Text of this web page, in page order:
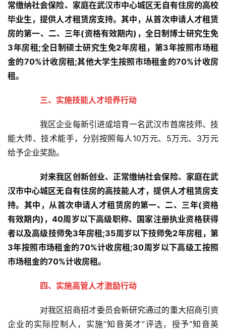
汉
常缴纳社会保险、家庭在武汉市中心城区无自有住房的高校
毕业生，提供人才租赁房支持。其中，从首次申请人才租赁
房的第一、二、三年(资格有效期内)，全日制博士研究生免
3年房租;全日制硕士研究生免2年房租，第3年按照市场租
金的70%计收房租;其他大学生按照市场租金的70%计收房
租。
三、实施技能人才培养行动
我区企业每新引进或培育一名武汉市首席技师、技
能大师、技术能手，分别按照每人10万元、5万元、3万元
给予企业奖励。
对来我区创新创业、正常缴纳社会保险、家庭在武
汉市中心城区无自有住房的高技能人才，提供人才租赁房支
持。其中，从首次申请人才租赁房的第一、二、三年(资格
有效期内)，40周岁以下高级职称、国家注册执业资格获得
者以及高级技师免3年房租;35周岁以下技师免2年房租，第
3年按照市场租金的70%计收房租;30周岁以下高级工按照
市场租金的70%计收房租。
四、实施高管人才激励行动
对我区招商招才委员会新研究通过的重大招商引资
企业的实际控制人，实施“知音英才”评选，授予“知音英